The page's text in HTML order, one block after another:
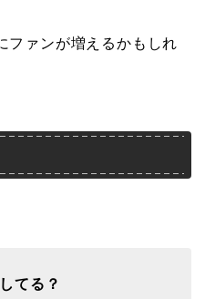
ファンが増えるかもしれ
てる？